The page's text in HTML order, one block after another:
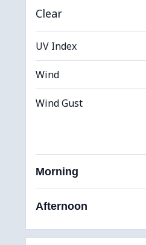
Clear
UV Index
Wind
Wind Gust
Morning
Afternoon